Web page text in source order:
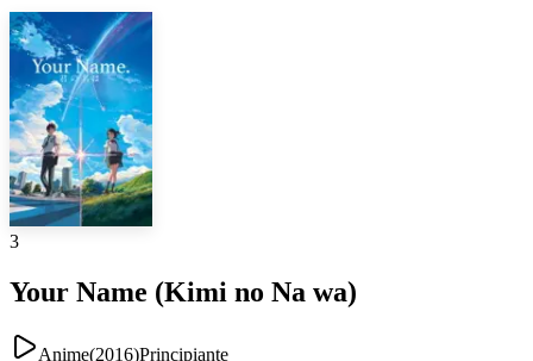
3
Your Name (Kimi no Na wa)
Anime(2016)Principiante